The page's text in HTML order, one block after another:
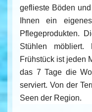
geflieste Böden
Ihnen ein
Pflegeprodukten.
Stühlen möbliert.
Frühstück ist jeden
das 7 Tage die
serviert. Von der
Seen der Region.